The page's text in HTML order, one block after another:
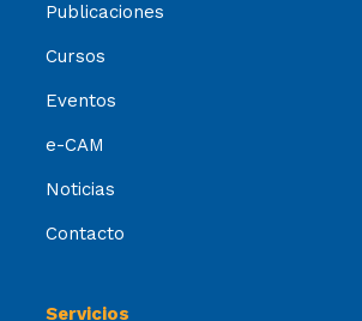
Publicaciones
Cursos
Eventos
e-CAM
Noticias
Contacto
Servicios